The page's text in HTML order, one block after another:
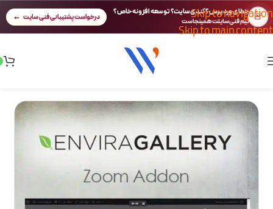
Skip to navigation
Skip to main content
🚨 خطای وردپرس؟ کندی سایت؟ توسعه افزونه خاص؟
تیم فنی سایتت همینجاست درخواست پشتیبانی فنی سایت